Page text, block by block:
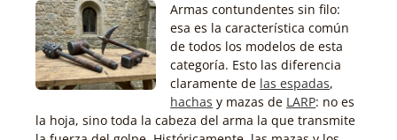
Armas contundentes sin filo:
esa es la característica común
de todos los modelos de esta
categoría. Esto las diferencia
claramente de las espadas,
hachas y mazas de LARP: no es
la hoja, sino toda la cabeza del arma la que transmite